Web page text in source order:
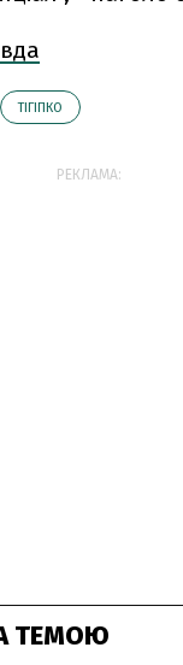
ТІГІПКО
РЕКЛАМА:
ТЕМОЮ